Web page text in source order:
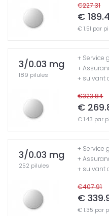
€227.31
€
€ 1.51 par
3/0.03 mg
189 pilules
€323.84
€
€ 1.43 par
+ Service
+
+ suivant
3/0.03 mg
252 pilules
€407.91
€
€ 1.35 par
+ Service
+
+ suivant